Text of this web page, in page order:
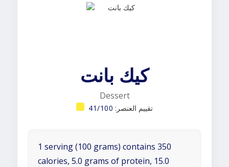
كيك بانت
Dessert
تقييم العنصر: 41/100
1 serving (100 grams) contains 350
calories, 5.0 grams of protein, 15.0